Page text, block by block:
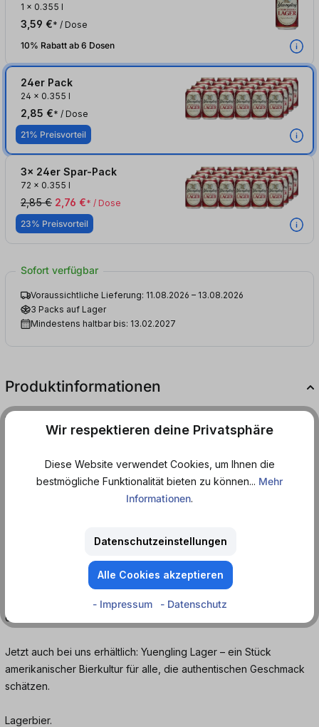
1 x 0.355 l
3,59 €* / Dose
10% Rabatt ab 6 Dosen
24er Pack
24 x 0.355 l
2,85 €* / Dose
21% Preisvorteil
3x 24er Spar-Pack
72 x 0.355 l
2,85 € 2,76 €* / Dose
23% Preisvorteil
Sofort verfügbar
Voraussichtliche Lieferung: 11.08.2026 – 13.08.2026
3 Packs auf Lager
Mindestens haltbar bis: 13.02.2027
Produktinformationen
Yuengling Traditional Lager – Amerikas
Bierlegende mit Geschichte
Das Yuengling Lager stammt aus der ältesten, noch aktiven
Brauerei der USA – seit 1829 steht die Familienbrauerei in
Pottsville, Pennsylvania, für traditionelle Braukunst und
Mit seiner kräftigen rotbraunen Farbe, der ausgewogenen
Malznote und einem Hauch karamelliger Süße überzeugt dieses
Lager durch Charakter und Tiefe. Der vollmundige Körper trifft
auf eine angenehme Hopfenbittere – ein echter Klassiker unter
den amerikanischen Bieren.
Jetzt auch bei uns erhältlich: Yuengling Lager – ein Stück
amerikanischer Bierkultur für alle, die authentischen Geschmack
schätzen.
Lagerbier.
Wir respektieren deine Privatsphäre
Diese Website verwendet Cookies, um Ihnen die
bestmögliche Funktionalität bieten zu können... Mehr
Informationen.
Datenschutzeinstellungen
Alle Cookies akzeptieren
- Impressum - Datenschutz